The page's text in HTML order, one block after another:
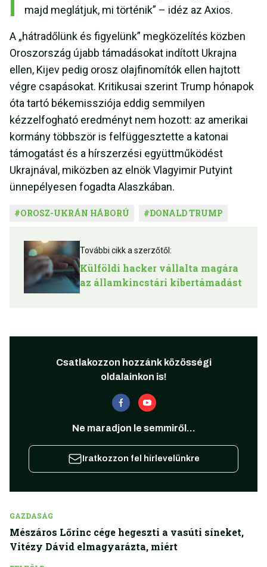
majd meglátjuk, mi történik” – idéz az Axios.
A „hátradőlünk és figyelünk” megközelítés közben
Oroszország újabb támadásokat indított Ukrajna
ellen, Kijev pedig orosz olajfinomítók ellen hajtott
végre csapásokat. Kritikusai szerint Trump hónapok
óta tartó békemissziója eddig semmilyen
kézzelfogható eredményt nem hozott: az amerikai
kormány többször is felfüggesztette a katonai
támogatást és a hírszerzési együttműködést
Ukrajnával, miközben az elnök Vlagyimir Putyint
ünnepélyesen fogadta Alaszkában.
#OROSZ-UKRÁN HÁBORÚ #DONALD TRUMP
További cikk a szerzőtől:
Külföldi hacker vállalta magára
az államkincstári kibertámadást
Csatlakozzon hozzánk közösségi
oldalainkon is!
Ne maradjon le semmiről...
Iratkozzon fel hírlevelünkre
GAZDASÁG
Mészáros Lőrinc cége hegeszti a vasúti síneket,
Vitézy Dávid elmagyarázta, miért